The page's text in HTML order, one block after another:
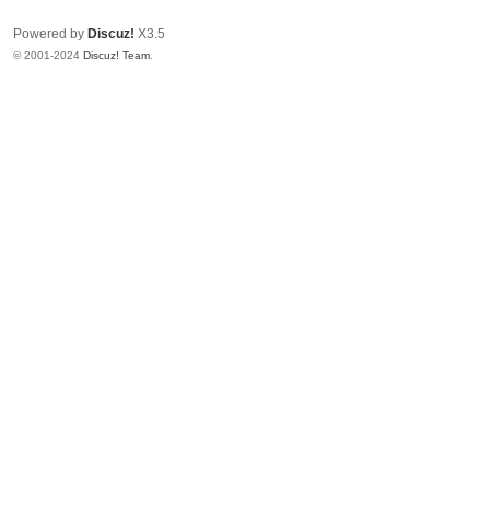
Powered by Discuz! X3.5
© 2001-2024 Discuz! Team